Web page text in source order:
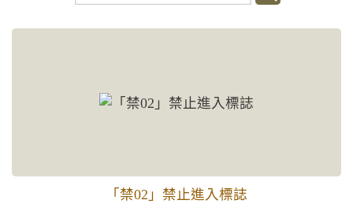
鍵
字
「禁02」禁止進入標誌